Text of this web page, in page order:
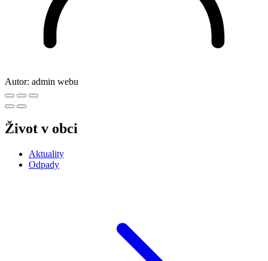
Autor: admin webu
Život v obci
Aktuality
Odpady